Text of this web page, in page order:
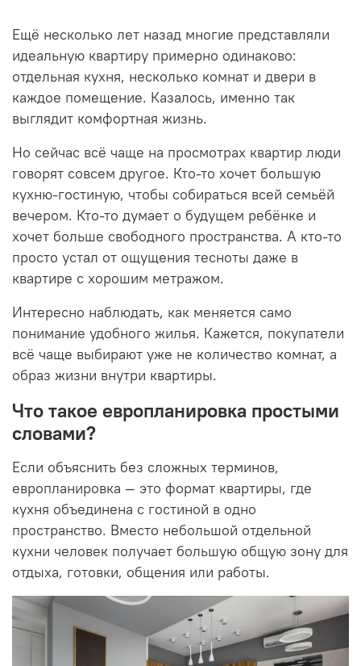
Ещё несколько лет назад многие представляли
идеальную квартиру примерно одинаково:
отдельная кухня, несколько комнат и двери в
каждое помещение. Казалось, именно так
выглядит комфортная жизнь.
Но сейчас всё чаще на просмотрах квартир люди
говорят совсем другое. Кто-то хочет большую
кухню-гостиную, чтобы собираться всей семьёй
вечером. Кто-то думает о будущем ребёнке и
хочет больше свободного пространства. А кто-то
просто устал от ощущения тесноты даже в
квартире с хорошим метражом.
Интересно наблюдать, как меняется само
понимание удобного жилья. Кажется, покупатели
всё чаще выбирают уже не количество комнат, а
образ жизни внутри квартиры.
Что такое европланировка простыми
словами?
Если объяснить без сложных терминов,
европланировка — это формат квартиры, где
кухня объединена с гостиной в одно
пространство. Вместо небольшой отдельной
кухни человек получает большую общую зону для
отдыха, готовки, общения или работы.